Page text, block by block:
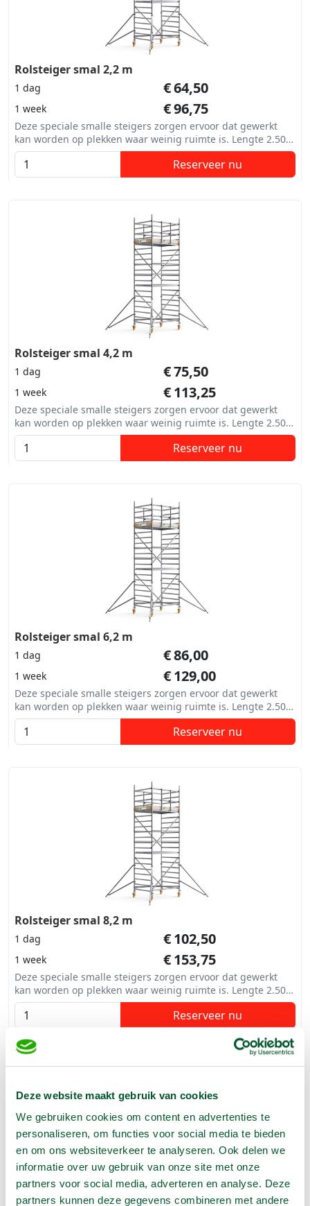
Deze website maakt gebruik van cookies
We gebruiken cookies om content en advertenties te
personaliseren, om functies voor social media te bieden
en om ons websiteverkeer te analyseren. Ook delen we
informatie over uw gebruik van onze site met onze
partners voor social media, adverteren en analyse. Deze
partners kunnen deze gegevens combineren met andere
Rolsteiger smal 2,2 m
1 dag €64,50
1 week €96,75
Deze speciale smalle steigers zorgen ervoor dat gewerkt
kan worden op plekken waar weinig ruimte is. Lengte 2.50
m. Breedte 75 cm
Reserveer nu
Rolsteiger smal 4,2 m
1 dag €75,50
1 week €113,25
Deze speciale smalle steigers zorgen ervoor dat gewerkt
kan worden op plekken waar weinig ruimte is. Lengte 2.50
m. Breedte 75 cm
Reserveer nu
Rolsteiger smal 6,2 m
1 dag €86,00
1 week €129,00
Deze speciale smalle steigers zorgen ervoor dat gewerkt
kan worden op plekken waar weinig ruimte is. Lengte 2.50
m. Breedte 75 cm
Reserveer nu
Rolsteiger smal 8,2 m
1 dag €102,50
1 week €153,75
Deze speciale smalle steigers zorgen ervoor dat gewerkt
kan worden op plekken waar weinig ruimte is. Lengte 2.50
m. Breedte 75 cm
Reserveer nu